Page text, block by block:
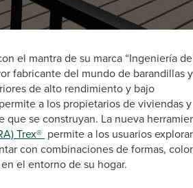
el mantra de su marca “Ingeniería
fabricante del mundo de barandillas y
de alto rendimiento y bajo
a los propietarios de viviendas y
que se construyan. La nueva
Trex® permite a los usuarios
con combinaciones de formas,
en el entorno de su hogar.